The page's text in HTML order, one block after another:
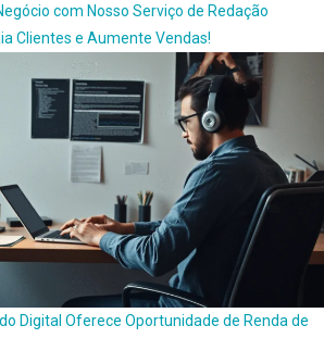
com Nosso Serviço de Redação
Clientes e Aumente Vendas!
Digital Oferece Oportunidade de Renda de